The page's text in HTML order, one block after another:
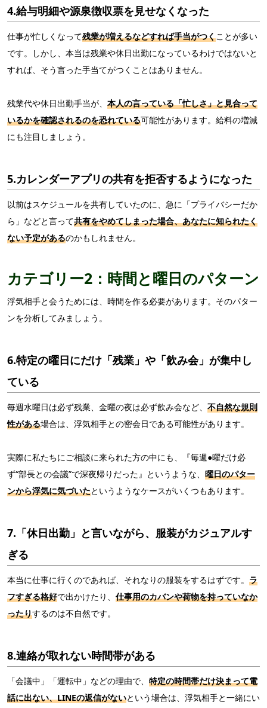
4.給与明細や源泉徴収票を見せなくなった
仕事が忙しくなって残業が増えるなどすれば手当がつくことが多い
です。しかし、本当は残業や休日出勤になっているわけではないと
すれば、そう言った手当てがつくことはありません。
残業代や休日出勤手当が、 本人の言っている「忙しさ」と見合って
いるかを確認されるのを恐れている可能性があります。給料の増減
にも注目しましょう。
5.カレンダーアプリの共有を拒否するようになった
以前はスケジュールを共有していたのに、急に「プライバシーだか
ら」などと言って共有をやめてしまった場合、あなたに知られたく
ない予定があるのかもしれません。
カテゴリー2 ：時間と曜日のパターン
浮気相手と会うためには、時間を作る必要があります。そのパター
ンを分析してみましょう。
6.特定の曜日にだけ「残業」や「飲み会」が集中し
ている
毎週水曜日は必ず残業、金曜の夜は必ず飲み会など、 不自然な規則
性がある場合は、浮気相手との密会日である可能性があります。
実際に私たちにご相談に来られた方の中にも、『毎週●曜だけ必
ず“部長との会議”で深夜帰りだった』というような、 曜日のパター
ンから浮気に気づいたというようなケースがいくつもあります。
7.「休日出勤」と言いながら、服装がカジュアルす
ぎる
本当に仕事に行くのであれば、それなりの服装をするはずです。 ラ
フすぎる格好で出かけたり、 仕事用のカバンや荷物を持っていなか
ったりするのは不自然です。
8.連絡が取れない時間帯がある
「会議中」「運転中」などの理由で、 特定の時間帯だけ決まって電
話に出ない、LINEの返信がないという場合は、浮気相手と一緒にい